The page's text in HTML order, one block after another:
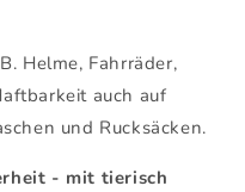
Helme, Fahrräder,
auch auf
und Rucksäcken.
- mit tierisch